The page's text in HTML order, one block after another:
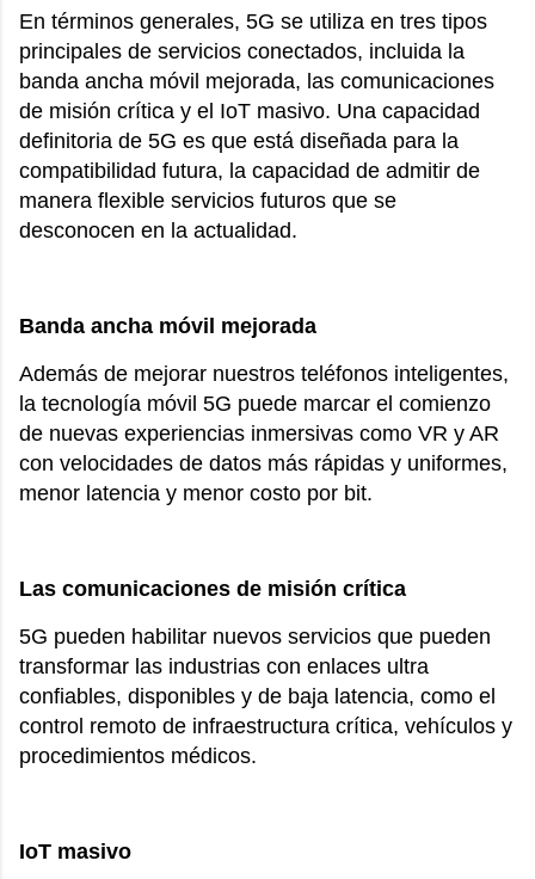
En términos generales, 5G se utiliza en tres tipos
principales de servicios conectados, incluida la
banda ancha móvil mejorada, las comunicaciones
de misión crítica y el IoT masivo. Una capacidad
definitoria de 5G es que está diseñada para la
compatibilidad futura, la capacidad de admitir de
manera flexible servicios futuros que se
desconocen en la actualidad.
Banda ancha móvil mejorada
Además de mejorar nuestros teléfonos inteligentes,
la tecnología móvil 5G puede marcar el comienzo
de nuevas experiencias inmersivas como VR y AR
con velocidades de datos más rápidas y uniformes,
menor latencia y menor costo por bit.
Las comunicaciones de misión crítica
5G pueden habilitar nuevos servicios que pueden
transformar las industrias con enlaces ultra
confiables, disponibles y de baja latencia, como el
control remoto de infraestructura crítica, vehículos y
procedimientos médicos.
IoT masivo